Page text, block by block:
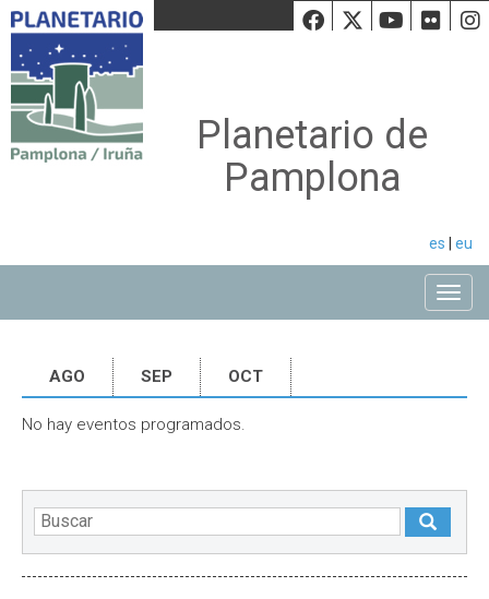
Facebook
Twiiter
Planetario de
Pamplona
es eu
AGO SEP OCT
No hay eventos programados.